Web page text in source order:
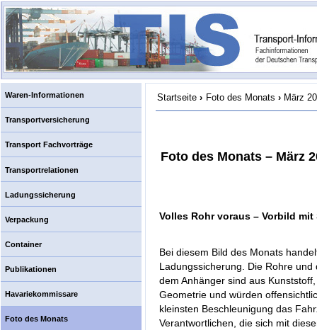
Waren-Informationen
Transportversicherung
Transport Fachvorträge
Transportrelationen
Ladungssicherung
Verpackung
Container
Publikationen
Havariekommissare
Foto des Monats
Startseite › Foto des Monats › März
Foto des Monats – März
Volles Rohr voraus – Vorbild
Bei diesem Bild des Monats
Ladungssicherung. Die Rohre
dem Anhänger sind aus
Geometrie und würden
kleinsten Beschleunigung das
Verantwortlichen, die sich mit